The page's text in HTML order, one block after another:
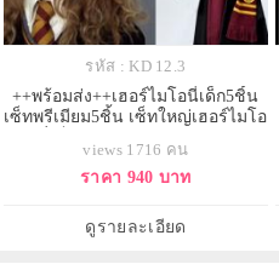
รหัส : KD 12.3
++พร้อมส่ง++เฮอร์ไมโอนี่เด็ก5ชิ้น
เซ็ทพรีเมียม5ชิ้น เซ็ทใหญ่เฮอร์ไมโอ
กายสิทธิ์+ผ้าพันคอยาว ชุดคลุมแฮรี่
พอตเตอร์เด็ก บ้านกริฟฟินดอร์
views 1716 คน
ราคา 940 บาท
ดูรายละเอียด